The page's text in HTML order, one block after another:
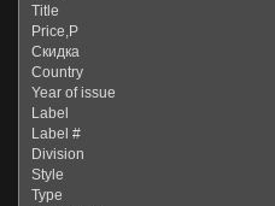
Title
Price,Р
Скидка
Country
Year of issue
Label
Label #
Division
Style
Type